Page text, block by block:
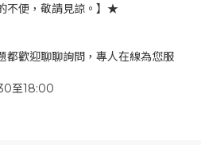
不便，敬請見諒。】★
都歡迎聊聊詢問，專人在線為您服
至18:00